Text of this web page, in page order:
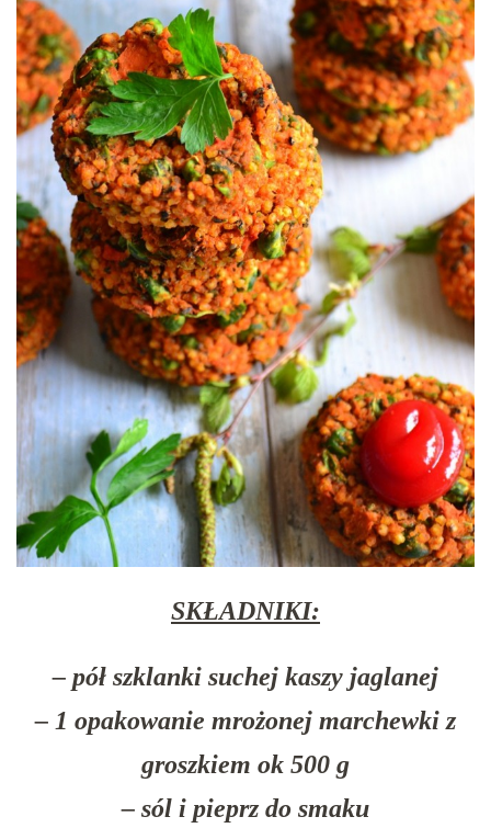
SKŁADNIKI:
– pół szklanki suchej kaszy jaglanej
– 1 opakowanie mrożonej marchewki z
groszkiem ok 500 g
– sól i pieprz do smaku